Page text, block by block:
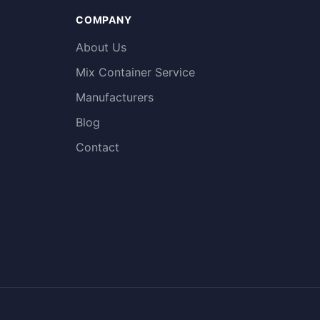
COMPANY
About Us
Mix Container Service
Manufacturers
Blog
Contact